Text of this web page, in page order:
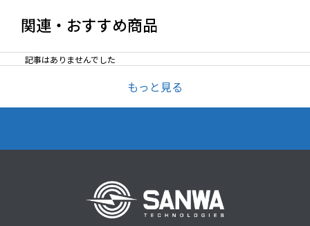
関連・おすすめ商品
記事はありませんでした
もっと見る